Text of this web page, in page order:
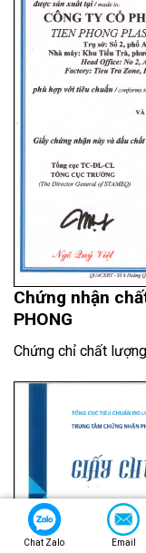
Chứng nhận
PHONG
Chứng chỉ chất
Chat Zalo Email